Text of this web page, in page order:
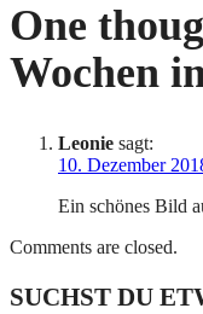
One
Wochen
Leonie sagt:
10. Dezember
Ein schönes Bild
Comments are closed.
SUCHST DU